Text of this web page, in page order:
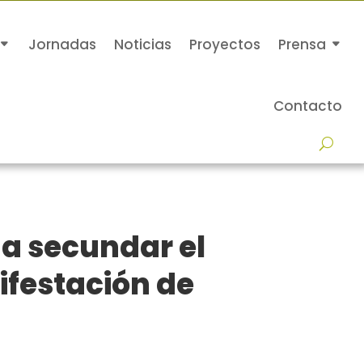
Jornadas Noticias Proyectos Prensa
Contacto
secundar el
de